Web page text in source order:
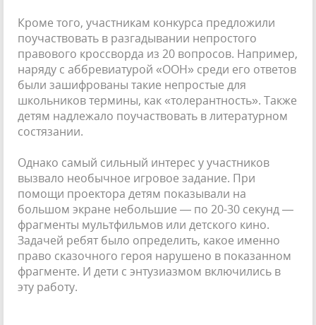
Кроме того, участникам конкурса пред­ложили
поучаствовать в разгадывании не­простого
правового кроссворда из 20 вопро­сов. Например,
наряду с аббревиатурой «ООН» среди его ответов
были зашифрованы такие непростые для
школьников термины, как «толерантность». Также
детям надлежало поучаствовать в литературном
состязании.
Однако самый сильный интерес у участ­ников
вызвало необычное игровое задание. При
помощи проектора детям показывали на
большом экране небольшие — по 20-30 се­кунд —
фрагменты мультфильмов или дет­ского кино.
Задачей ребят было определить, какое именно
право сказочного героя нару­шено в показанном
фрагменте. И дети с эн­тузиазмом включились в
эту работу.